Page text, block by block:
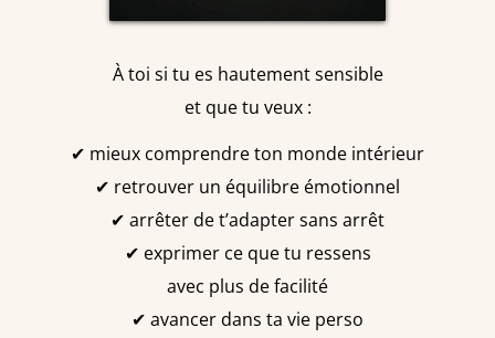
À toi si tu es hautement sensible
et que tu veux :
✔ mieux comprendre ton monde intérieur
✔ retrouver un équilibre émotionnel
✔ arrêter de t’adapter sans arrêt
✔ exprimer ce que tu ressens
avec plus de facilité
✔ avancer dans ta vie perso